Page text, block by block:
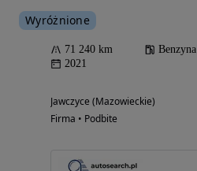
Wyróżnione
71 240 km Benzyna
2021
Jawczyce (Mazowieckie)
Firma • Podbite